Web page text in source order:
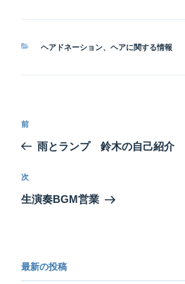
カ
ヘアドネーション、 ヘアに関する情報
投
ナ
ビ
ゲ
ン
前
の
稿
前
雨とランプ 鈴木の自己紹介
次
の
次
生演奏BGM営業
最新の投稿